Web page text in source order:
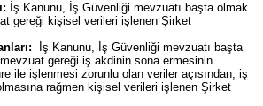
İş Kanunu, İş Güvenliği mevzuatı başta olmak
gereği kişisel verileri işlenen Şirket
İş Kanunu, İş Güvenliği mevzuatı başta
gereği iş akdinin sona ermesinin
ile işlenmesi zorunlu olan veriler açısından, iş
rağmen kişisel verileri işlenen Şirket